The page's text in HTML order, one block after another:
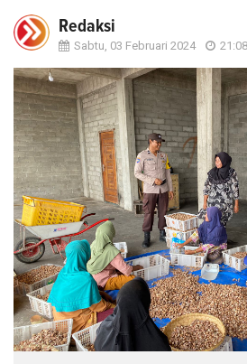
Redaksi
Sabtu, 03 Februari 2024